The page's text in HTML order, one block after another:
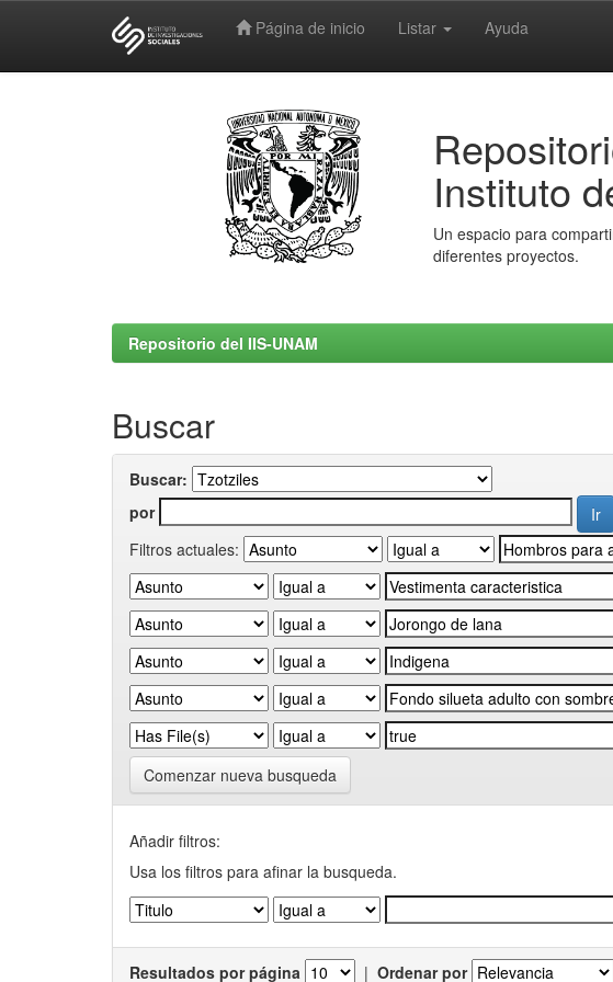
Página de inicio Listar Ayuda
Instituto
Un espacio para
diferentes proyectos.
Repositorio del IIS-UNAM
Buscar
Buscar:
por
Filtros actuales:
Comenzar nueva busqueda
Añadir filtros:
Usa los filtros para afinar la busqueda.
Resultados por página | Ordenar por